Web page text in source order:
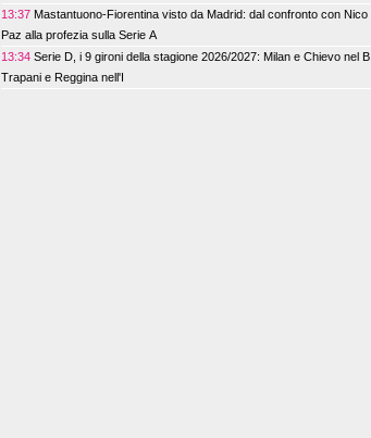
13:37 Mastantuono-Fiorentina visto da Madrid: dal confronto con Nico
Paz alla profezia sulla Serie A
13:34 Serie D, i 9 gironi della stagione 2026/2027: Milan e Chievo nel B,
Trapani e Reggina nell'I